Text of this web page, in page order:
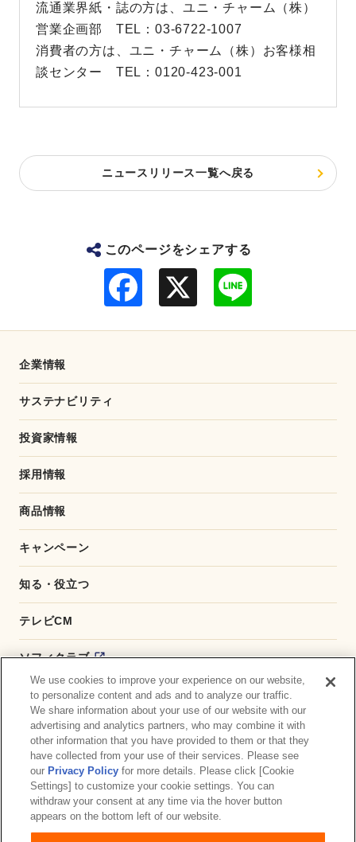
流通業界紙・誌の方は、ユニ・チャーム（株）
営業企画部 TEL：03-6722-1007
消費者の方は、ユニ・チャーム（株）お客様相
談センター TEL：0120-423-001
ニュースリリース一覧へ戻る
このページをシェアする
企業情報
サステナビリティ
投資家情報
採用情報
商品情報
キャンペーン
知る・役立つ
テレビCM
ソフィクラブ
かんたん応募サービス
ダイレクトショップ
商品取扱い店舗検索
お問い合わせ サイトマップ ウェブサイト利用規約
We use cookies to improve your experience on our website,
to personalize content and ads and to analyze our traffic.
We share information about your use of our website with our
advertising and analytics partners, who may combine it with
other information that you have provided to them or that they
have collected from your use of their services. Please see
our Privacy Policy for more details. Please click [Cookie
Settings] to customize your cookie settings. You can
withdraw your consent at any time via the hover button
appears on the bottom left of our website.